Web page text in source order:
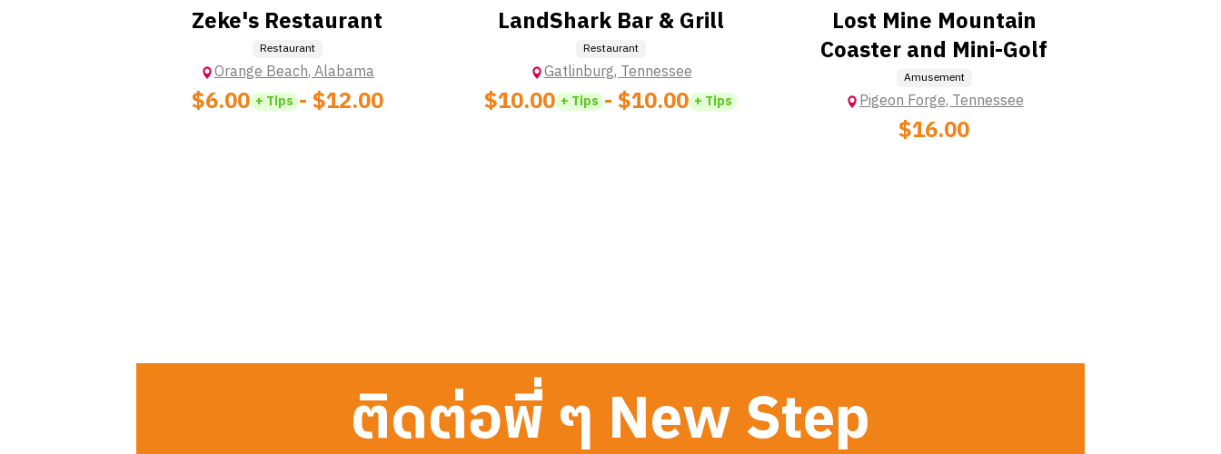
Zeke's Restaurant
Restaurant
Orange Beach,Alabama
$6.00 + Tips - $12.00
LandShark Bar & Grill
Restaurant
Gatlinburg,Tennessee
$10.00 + Tips - $10.00 + Tips
Lost Mine Mountain
Coaster and Mini-Golf
Amusement
Pigeon Forge,Tennessee
$16.00
ติดต่อพี่ ๆ New Step